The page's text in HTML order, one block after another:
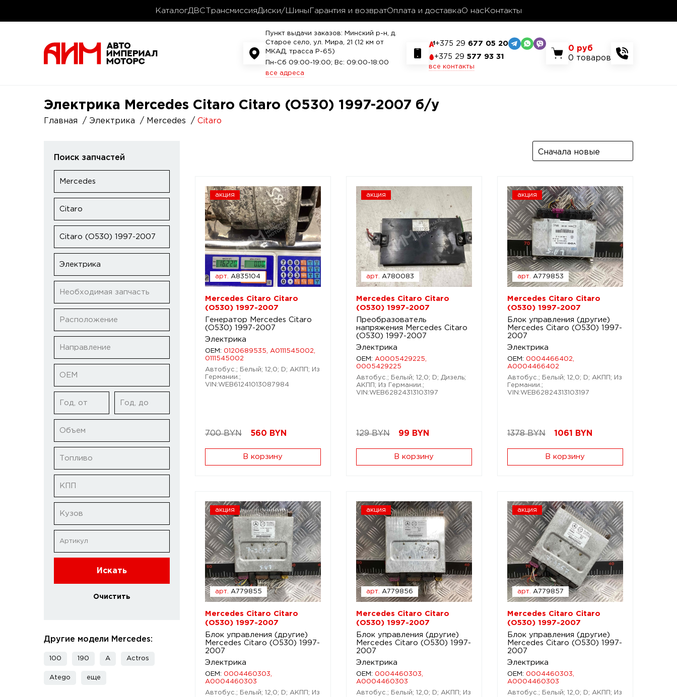
КаталогДВС ТрансмиссияДиски/Шины Гарантия и возвратОплата и доставкаО нас Контакты
Пункт выдачи заказов: Минский р-н, д.
Старое село, ул. Мира, 21 (12 км от
МКАД, трасса P-65)
Пн-Сб 09:00-19:00; Вс: 09:00-18:00
все адреса
+375 29 677 05 20
+375 29 577 93 31
все контакты
0 руб
0 товаров
Электрика Mercedes Citaro Citaro (O530) 1997-2007 б/у
Главная Электрика Mercedes Citaro
Поиск запчастей
Mercedes
Citaro
Citaro (O530) 1997-2007
Электрика
Необходимая запчасть
Расположение
Направление
ОЕМ
Год, от Год, до
Объем
Топливо
КПП
Кузов
Искать
Очистить
Другие модели Mercedes:
100 190 A Actros
Atego еще
Сначала новые
акция
арт. A835104
Mercedes Citaro Citaro
(O530) 1997-2007
Генератор Mercedes Citaro
(O530) 1997-2007
Электрика
OEM: 0120689535, A0111545002,
0111545002
Автобус.; Белый; 12,0; D; АКПП; Из
Германии.;
VIN:WEB61241013087984
700 BYN 560 BYN
В корзину
акция
арт. A780083
Mercedes Citaro Citaro
(O530) 1997-2007
Преобразователь
напряжения Mercedes Citaro
(O530) 1997-2007
Электрика
OEM: A0005429225,
0005429225
Автобус.; Белый; 12,0; D; Дизель;
АКПП; Из Германии.;
VIN:WEB62824313103197
129 BYN 99 BYN
В корзину
акция
арт. A779853
Mercedes Citaro Citaro
(O530) 1997-2007
Блок управления (другие)
Mercedes Citaro (O530) 1997-
2007
Электрика
OEM: 0004466402,
A0004466402
Автобус.; Белый; 12,0; D; АКПП; Из
Германии.;
VIN:WEB62824313103197
1378 BYN 1061 BYN
В корзину
акция
арт. A779855
Mercedes Citaro Citaro
(O530) 1997-2007
Блок управления (другие)
Mercedes Citaro (O530) 1997-
2007
Электрика
OEM: 0004460303,
A0004460303
Автобус.; Белый; 12,0; D; АКПП; Из
акция
арт. A779856
Mercedes Citaro Citaro
(O530) 1997-2007
Блок управления (другие)
Mercedes Citaro (O530) 1997-
2007
Электрика
OEM: 0004460303,
A0004460303
Автобус.; Белый; 12,0; D; АКПП; Из
акция
арт. A779857
Mercedes Citaro Citaro
(O530) 1997-2007
Блок управления (другие)
Mercedes Citaro (O530) 1997-
2007
Электрика
OEM: 0004460303,
A0004460303
Автобус.; Белый; 12,0; D; АКПП; Из